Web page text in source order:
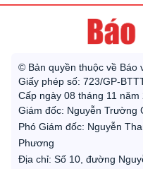
© Bản quyền thuộc về Báo
Giấy phép số: 723/GP-
Cấp ngày 08 tháng 11 năm
Giám đốc: Nguyễn Trường
Phó Giám đốc: Nguyễn
Phương
Địa chỉ: Số 10, đường